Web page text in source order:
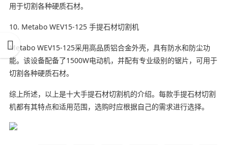
用于切割各种硬质石材。
10. Metabo WEV15-125 手提石材切割机
Metabo WEV15-125采用高品质铝合金外壳，具有防水和防尘功
能。该设备配备了1500W电动机，并配有专业级别的锯片，可用于
切割各种硬质石材。
综上所述，以上是十大手提石材切割机的介绍。每款手提石材切割
机都有其特点和适用范围，选购时应根据自己的需求进行选择。